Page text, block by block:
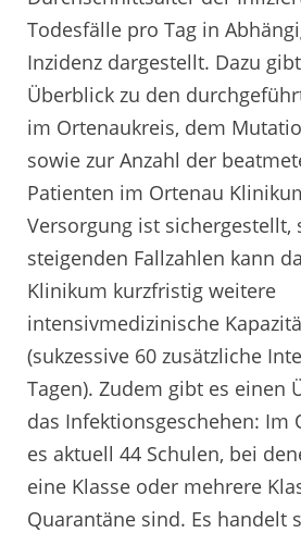
Todesfälle pro Tag in
Inzidenz dargestellt. Dazu
Überblick zu den
im Ortenaukreis, dem
sowie zur Anzahl der
Patienten im Ortenau
Versorgung ist sichergestellt,
steigenden Fallzahlen kann
Klinikum kurzfristig weitere
intensivmedizinische
(sukzessive 60 zusätzliche
Tagen). Zudem gibt es einen
das Infektionsgeschehen: Im
es aktuell 44 Schulen, bei
eine Klasse oder mehrere
Quarantäne sind. Es handelt